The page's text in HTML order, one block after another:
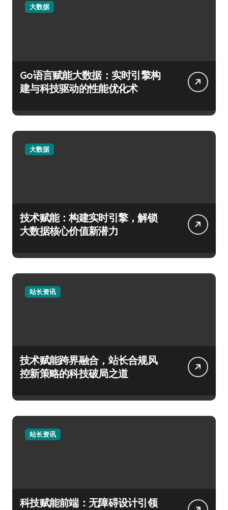
大数据
Go语言赋能大数据：实时引擎构
建与科技驱动的性能优化术
大数据
技术赋能：构建实时引擎，解锁
大数据核心价值新潜力
站长资讯
技术赋能跨界融合，站长合规风
控新策略的科技破局之道
站长资讯
科技赋能前端：无障碍设计引领